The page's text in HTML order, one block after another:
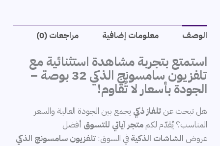
الوصف معلومات إضافية مراجعات (0)
استمتع بتجربة مشاهدة استثنائية مع
تلفزيون سامسونج الذكي 32 بوصة –
الجودة بأسعار لا تُقاوم!
هل تبحث عنتلفاز ذكي يجمع بين الجودة العالية والسعر
المناسب؟ يُقدّم لكممتجر آياتي للتسوق أفضل
عروض الشاشات الذكية في السوق:تلفزيون سامسونج الذكي